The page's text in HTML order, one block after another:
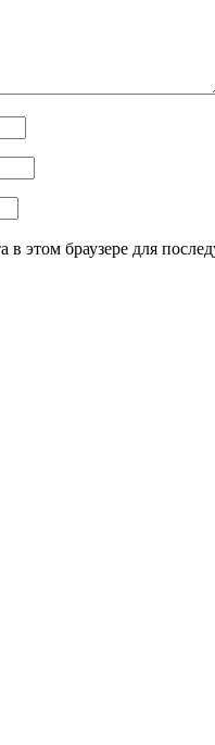
в этом браузере для